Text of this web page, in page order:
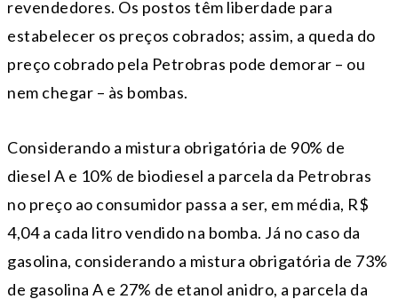
revendedores. Os postos têm liberdade para
estabelecer os preços cobrados; assim, a queda do
preço cobrado pela Petrobras pode demorar – ou
nem chegar – às bombas.
Considerando a mistura obrigatória de 90% de
diesel A e 10% de biodiesel a parcela da Petrobras
no preço ao consumidor passa a ser, em média, R$
4,04 a cada litro vendido na bomba. Já no caso da
gasolina, considerando a mistura obrigatória de 73%
de gasolina A e 27% de etanol anidro, a parcela da